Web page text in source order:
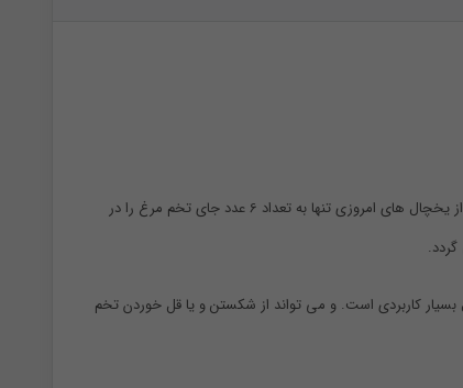
از آنجا که نگهداری تخم مرغ با توجه به شکنندگی بالا و گرد بودن شکل آن سخت است. استفاده از جا تخم مرغی می تواند در سالم ماندن آن ها کمک کند. بسیاری از یخچال های امروزی تنها به تعداد 6 عدد جای تخم مرغ را در
کاربردی است. و می تواند از شکستن و یا قل خوردن تخم